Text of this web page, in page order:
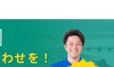
せを！